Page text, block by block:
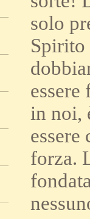
solo
Spirito
in noi,
forza.